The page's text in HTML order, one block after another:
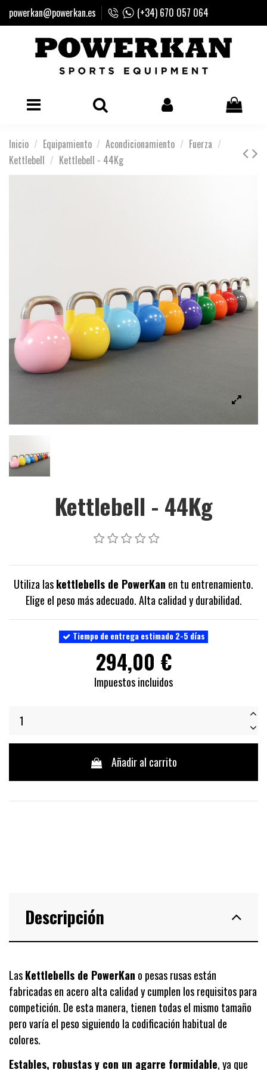
powerkan@powerkan.es (+34) 670 057 064
Inicio Equipamiento Acondicionamiento
Fuerza
Kettlebell
Kettlebell - 44Kg
Kettlebell - 44Kg
Utiliza laskettlebells de PowerKan en tu entrenamiento.
Elige el peso más adecuado. Alta calidad y durabilidad.
Tiempo de entrega estimado 2-5 días
294,00 €
Impuestos incluidos
Añadir al carrito
Descripción
LasKettlebells de PowerKan o pesas rusas están
fabricadas en acero alta calidad y cumplen los requisitos para
competición. De esta manera, tienen todas el mismo tamaño
pero varía el peso siguiendo la codificación habitual de
colores.
Estables, robustas y con un agarre formidable, ya que